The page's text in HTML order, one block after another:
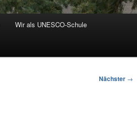
Wir als UNESCO-Schule
Nächster →